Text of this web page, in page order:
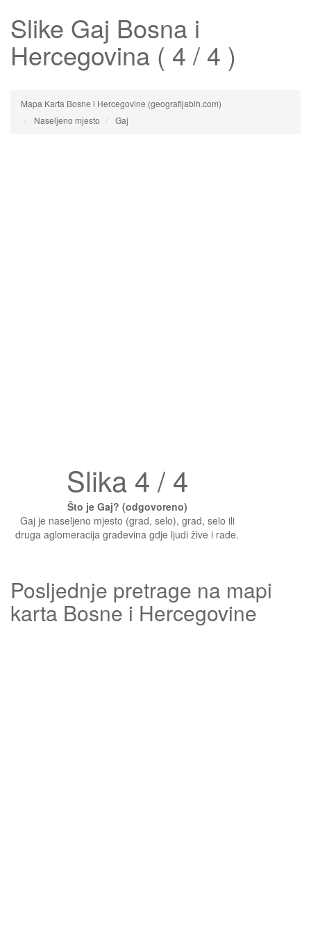
Slike Gaj Bosna i
Hercegovina ( 4 / 4 )
Mapa Karta Bosne i Hercegovine (geografijabih.com)
Naseljeno mjesto
Gaj
Slika 4 / 4
Što je Gaj? (odgovoreno)
Gaj je naseljeno mjesto (grad, selo), grad, selo ili
druga aglomeracija građevina gdje ljudi žive i rade.
Posljednje pretrage na mapi
karta Bosne i Hercegovine